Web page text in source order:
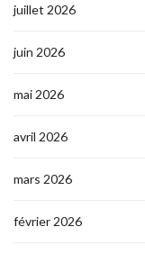
juillet 2026
juin 2026
mai 2026
avril 2026
mars 2026
février 2026